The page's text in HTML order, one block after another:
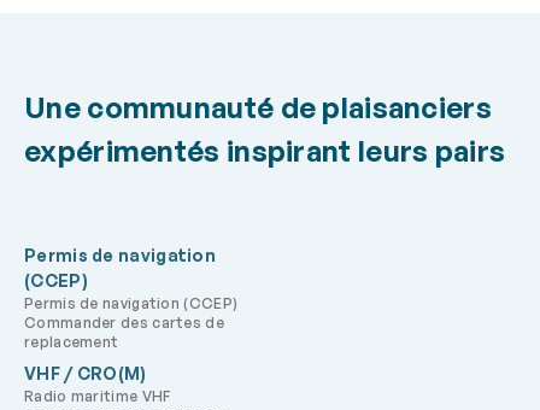
Une communauté de plaisanciers
expérimentés inspirant leurs pairs
Permis de navigation
(CCEP)
Permis de navigation (CCEP)
Commander des cartes de
replacement
VHF / CRO(M)
Radio maritime VHF